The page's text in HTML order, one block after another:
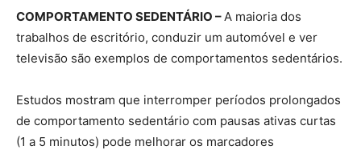
COMPORTAMENTO SEDENTÁRIO –A maioria dos
trabalhos de escritório, conduzir um automóvel e ver
televisão são exemplos de comportamentos sedentários.
Estudos mostram que interromper períodos prolongados
de comportamento sedentário com pausas ativas curtas
(1 a 5 minutos) pode melhorar os marcadores